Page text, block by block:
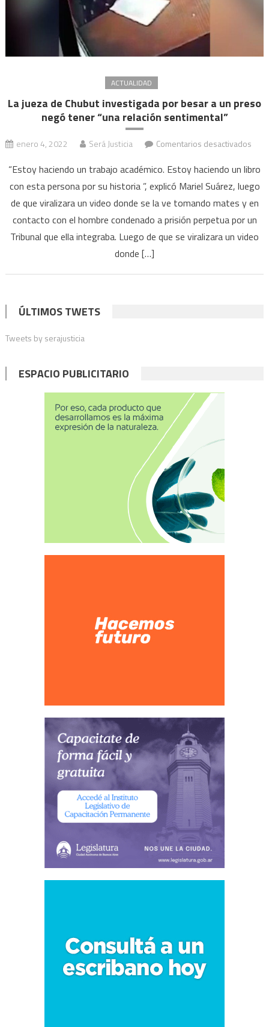
destrozó
la
de
su
ex
ACTUALIDAD
La jueza de Chubut investigada por besar a un preso
negó tener “una relación sentimental”
enero 4, 2022 Será Justicia Comentarios desactivados
de
por
un
“Estoy haciendo un trabajo académico. Estoy haciendo un libro
con esta persona por su historia ”, explicó Mariel Suárez, luego
de que viralizara un video donde se la ve tomando mates y en
contacto con el hombre condenado a prisión perpetua por un
Tribunal que ella integraba. Luego de que se viralizara un video
donde […]
ÚLTIMOS TWETS
Tweets by serajusticia
ESPACIO PUBLICITARIO